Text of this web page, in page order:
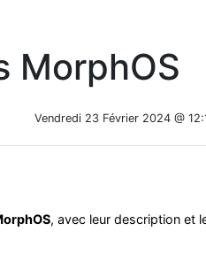
MorphOS
Vendredi 23 Février 2024 @
, avec leur description et